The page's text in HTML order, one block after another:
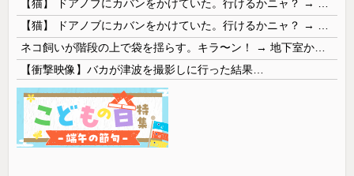
【衝撃映像】バカが津波を撮影しに行った結果…